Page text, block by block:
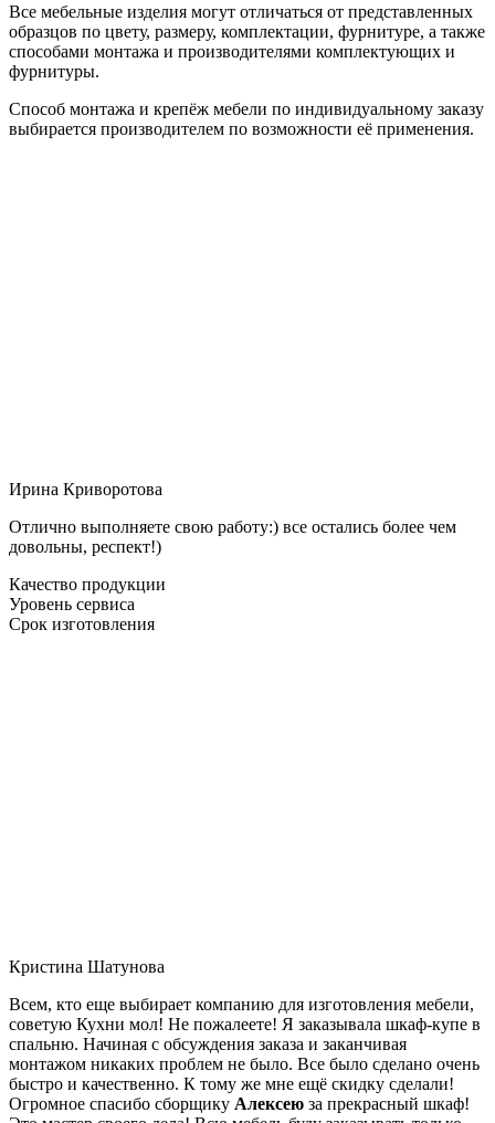
Все мебельные изделия могут отличаться от представленных
образцов по цвету, размеру, комплектации, фурнитуре, а также
способами монтажа и производителями комплектующих и
фурнитуры.
Способ монтажа и крепёж мебели по индивидуальному заказу
выбирается производителем по возможности её применения.
Ирина Криворотова
Отлично выполняете свою работу:) все остались более чем
довольны, респект!)
Качество продукции
Уровень сервиса
Срок изготовления
Кристина Шатунова
Всем, кто еще выбирает компанию для изготовления мебели,
советую Кухни мол! Не пожалеете! Я заказывала шкаф-купе в
спальню. Начиная с обсуждения заказа и заканчивая
монтажом никаких проблем не было. Все было сделано очень
быстро и качественно. К тому же мне ещё скидку сделали!
Огромное спасибо сборщику Алексею за прекрасный шкаф!